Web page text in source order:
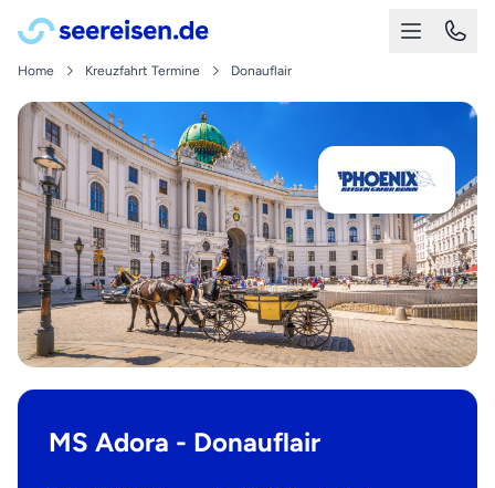
Home Kreuzfahrt Termine Donauflair
MS Adora - Donauflair